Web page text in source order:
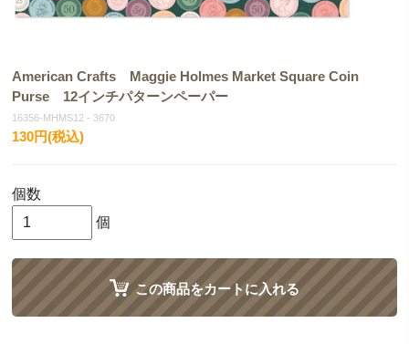
American Crafts Maggie Holmes Market Square Coin
Purse 12インチパターンペーパー
16356-MHMS12 - 3670
130円(税込)
個数
個
この商品をカートに入れる